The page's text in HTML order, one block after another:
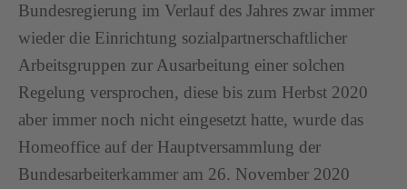
Bundesregierung im Verlauf des Jahres zwar immer
wieder die Einrichtung sozialpartnerschaftlicher
Arbeitsgruppen zur Ausarbeitung einer solchen
Regelung versprochen, diese bis zum Herbst 2020
aber immer noch nicht eingesetzt hatte, wurde das
Homeoffice auf der Hauptversammlung der
Bundesarbeiterkammer am 26. November 2020